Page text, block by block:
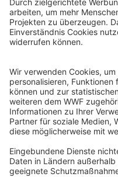
WWF Deutschland
Reinhardtstr. 18
10117 Berlin
Ihre Spende kann
Registriert als Stiftung
Justiz Berlin, Az: 3416/976/
Umsatzsteuer-
Freistellungsbescheid: Als
von der